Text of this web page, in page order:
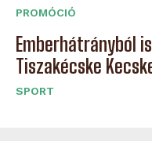
PROMÓCIÓ
Emberhátrányból
Tiszakécske
SPORT